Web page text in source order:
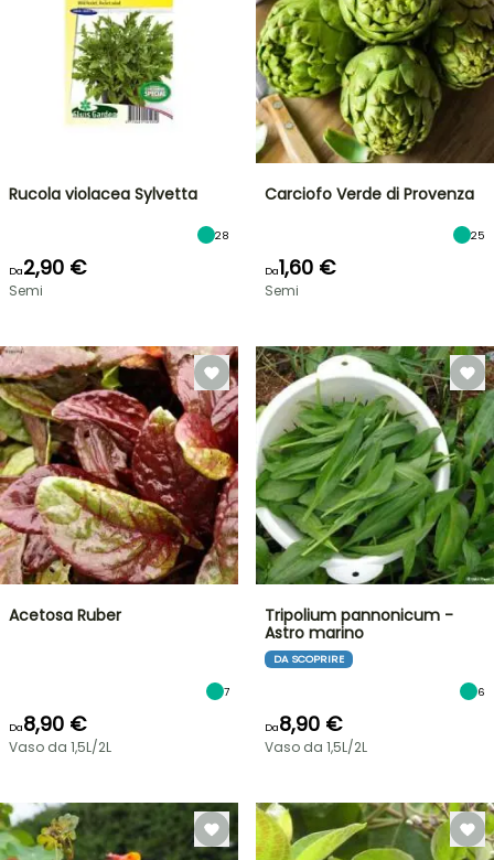
Rucola violacea Sylvetta
28
Da2,90 €
Semi
Carciofo Verde di Provenza
25
Da1,60 €
Semi
Acetosa Ruber
7
Da8,90 €
Vaso da 1,5L/2L
Tripolium pannonicum -
Astro marino
DA SCOPRIRE
6
Da8,90 €
Vaso da 1,5L/2L